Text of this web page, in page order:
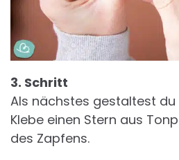
3. Schritt
Als nächstes gestaltest du
Klebe einen Stern aus
des Zapfens.